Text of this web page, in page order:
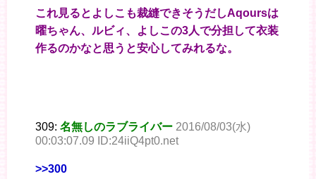
これ見るとよしこも裁縫できそうだしAqoursは
曜ちゃん、ルビィ、よしこの3人で分担して衣装
作るのかなと思うと安心してみれるな。
309: 名無しのラブライバー 2016/08/03(水)
00:03:07.09 ID:24iiQ4pt0.net
>>300